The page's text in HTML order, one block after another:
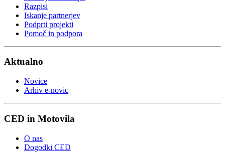
Razpisi
Iskanje partnerjev
Podprti projekti
Pomoč in podpora
Aktualno
Novice
Arhiv e-novic
CED in Motovila
O nas
Dogodki CED